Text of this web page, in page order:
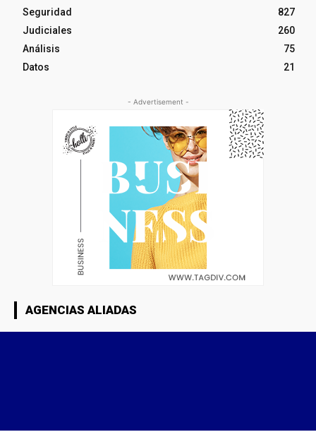
Seguridad
827
Judiciales
260
Análisis
75
Datos
21
- Advertisement -
AGENCIAS ALIADAS